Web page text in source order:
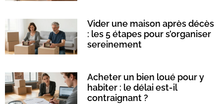
Vider une maison après décès
: les 5 étapes pour s’organiser
sereinement
Acheter un bien loué pour y
habiter : le délai est-il
contraignant ?